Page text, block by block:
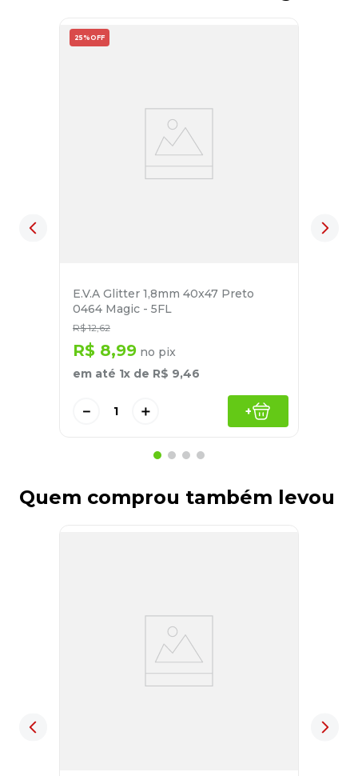
25% OFF
E.V.A Glitter 1,8mm 40x47 Preto
0464 Magic - 5FL
R$ 12,62
R$ 8,99 no pix
em até 1x de R$ 9,46
＋
－ +
Quem comprou também levou